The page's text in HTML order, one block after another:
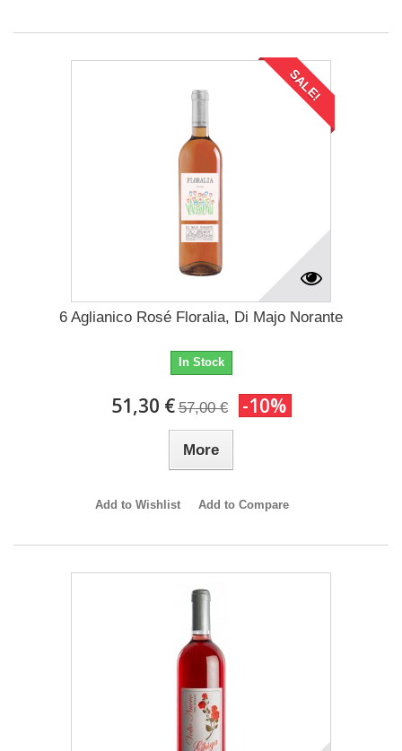
SALE!
6 Aglianico Rosé Floralia, Di Majo Norante
In Stock
51,30 € 57,00 € -10%
More
Add to Wishlist Add to Compare